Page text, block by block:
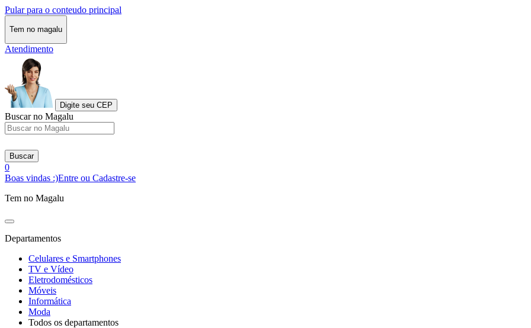
Pular para o conteudo principal
Tem no magalu
Atendimento
Digite seu CEP
Buscar no Magalu
Buscar
0
Boas vindas :)Entre ou Cadastre-se
Tem no Magalu
Departamentos
Celulares e Smartphones
TV e Vídeo
Eletrodomésticos
Móveis
Informática
Moda
Todos os departamentos